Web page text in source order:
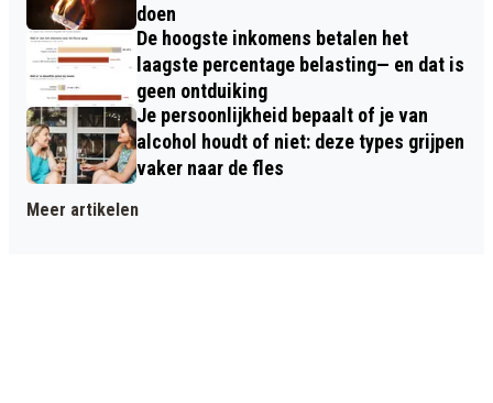
doen
De hoogste inkomens betalen het
laagste percentage belasting— en dat is
geen ontduiking
Je persoonlijkheid bepaalt of je van
alcohol houdt of niet: deze types grijpen
vaker naar de fles
Meer artikelen